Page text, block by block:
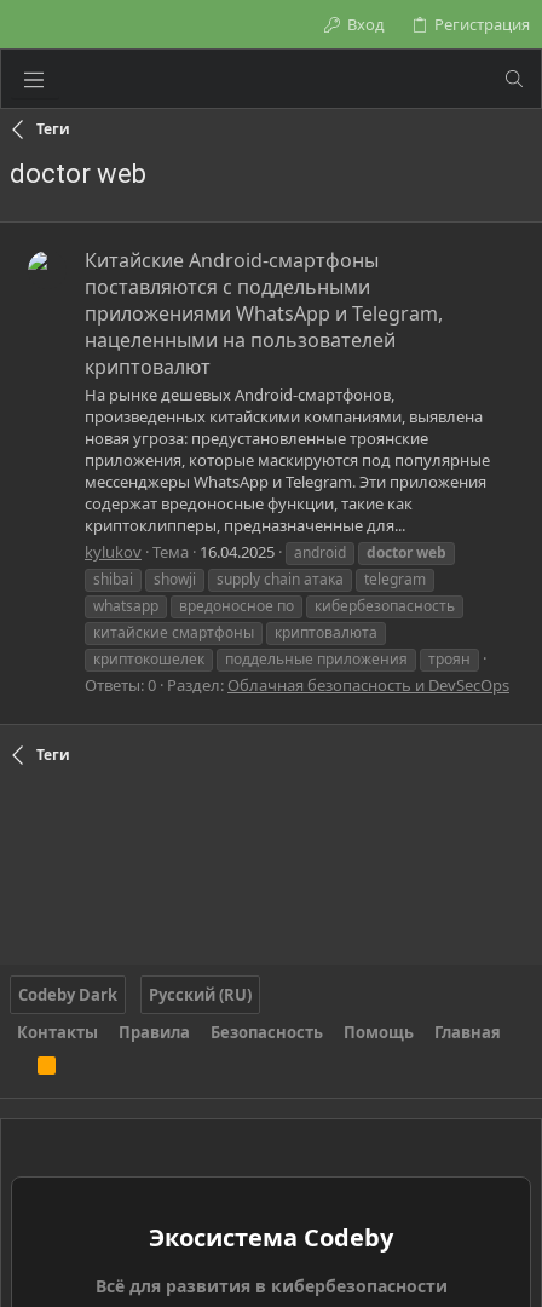
Вход Регистрация
Теги
doctor web
Китайские Android-смартфоны
поставляются с поддельными
приложениями WhatsApp и Telegram,
нацеленными на пользователей
криптовалют
На рынке дешевых Android-смартфонов,
произведенных китайскими компаниями, выявлена
новая угроза: предустановленные троянские
приложения, которые маскируются под популярные
мессенджеры WhatsApp и Telegram. Эти приложения
содержат вредоносные функции, такие как
криптоклипперы, предназначенные для...
kylukov Тема 16.04.2025 android doctorweb
shibai
showji supply chain атака
telegram
whatsapp
вредоносное по
кибербезопасность
китайские смартфоны
криптовалюта
криптокошелек
поддельные приложения троян
Ответы: 0 Раздел: Облачная безопасность и DevSecOps
Теги
Codeby Dark
Русский (RU)
Контакты
Правила Безопасность Помощь Главная
S
Экосистема Codeby
Всё для развития в кибербезопасности